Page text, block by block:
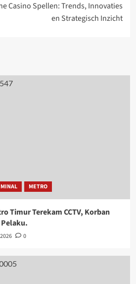
Casino Spellen: Trends, Innovaties
en Strategisch Inzicht
METRO
Timur Terekam CCTV, Korban
0